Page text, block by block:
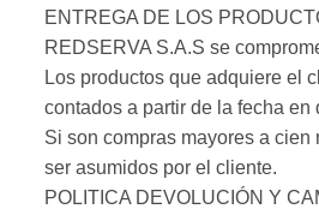
ENTREGA DE LOS
REDSERVA S.A.S se
Los productos que adquiere el
contados a partir de la fecha
Si son compras mayores a
ser asumidos por el cliente.
POLITICA DEVOLUCIÓN Y